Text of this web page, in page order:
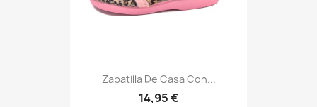
Zapatilla De Casa Con...
14,95 €